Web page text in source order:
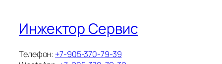
Инжектор Сервис
Телефон: +7-905-370-79-39